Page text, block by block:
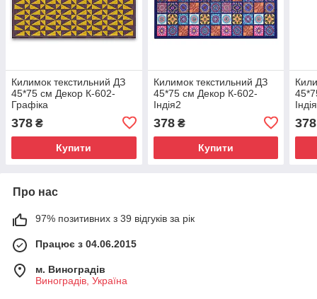
Килимок текстильний ДЗ
45*75 см Декор К-602-
Графіка
378 ₴
Купити
Килимок текстильний ДЗ
45*75 см Декор К-602-
Індія2
378₴
Купити
Індія
378
Про нас
97% позитивних з 39 відгуків за рік
Працює з 04.06.2015
м. Виноградів
Виноградів, Україна